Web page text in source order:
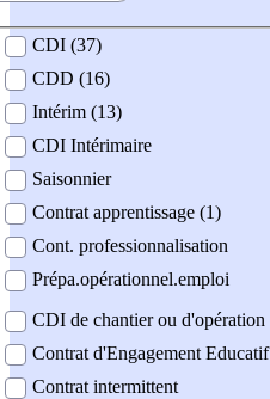
contrat
CDI (37)
CDD (16)
Intérim (13)
CDI Intérimaire
Saisonnier
Contrat apprentissage (1)
Cont. professionnalisation
Prépa.opérationnel.emploi
CDI de chantier ou d'opération
Contrat d'Engagement Educatif
Contrat intermittent